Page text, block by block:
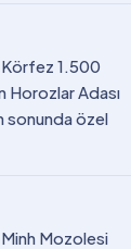
Körfez 1.500
Horozlar Adası
sonunda özel
Mozolesi